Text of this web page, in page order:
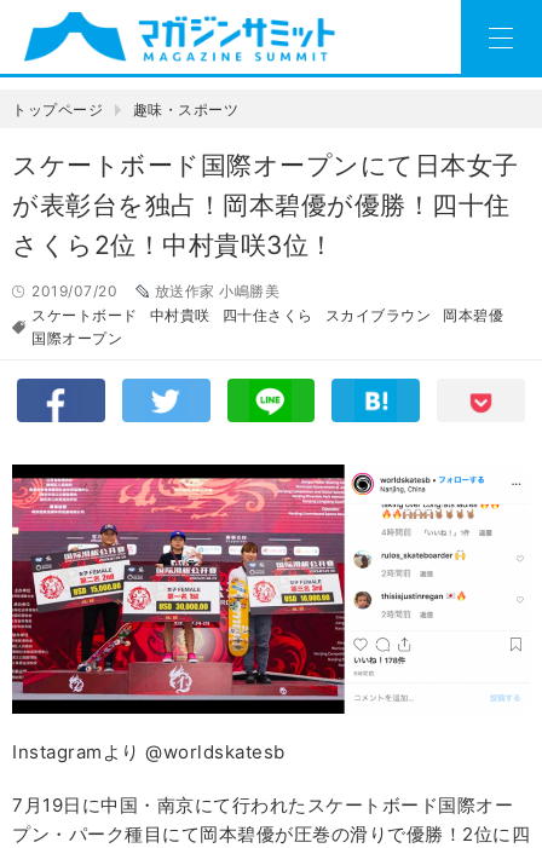
トップページ 趣味・スポーツ
スケートボード国際オープンにて日本女子
が表彰台を独占！岡本碧優が優勝！四十住
さくら2位！中村貴咲3位！
2019/07/20
放送作家 小嶋勝美
スケートボード
中村貴咲 四十住さくら スカイブラウン
岡本碧優
国際オープン
Instagramより @worldskatesb
7月19日に中国・南京にて行われたスケートボード国際オー
プン・パーク種目にて岡本碧優が圧巻の滑りで優勝！2位に四